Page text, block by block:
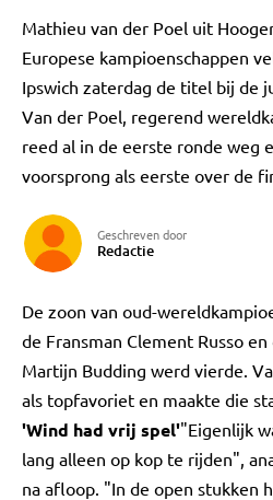
Mathieu van der Poel uit
Europese kampioenschappen
Ipswich zaterdag de titel bij de
Van der Poel, regerend
reed al in de eerste ronde weg
voorsprong als eerste over de
Geschreven door
Redactie
De zoon van oud-
de Fransman Clement Russo
Martijn Budding werd vierde.
als topfavoriet en maakte die
'Wind had vrij spel'"Eigenlijk
lang alleen op kop te rijden",
na afloop. "In de open stukken